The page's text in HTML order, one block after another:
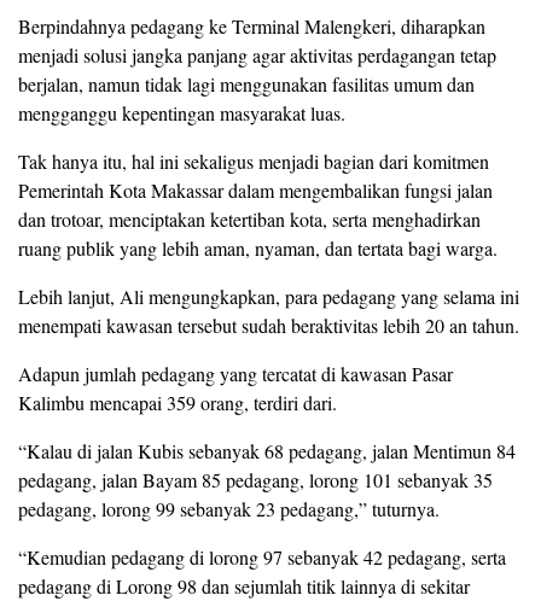
Berpindahnya pedagang ke Terminal Malengkeri, diharapkan
menjadi solusi jangka panjang agar aktivitas perdagangan tetap
berjalan, namun tidak lagi menggunakan fasilitas umum dan
mengganggu kepentingan masyarakat luas.
Tak hanya itu, hal ini sekaligus menjadi bagian dari komitmen
Pemerintah Kota Makassar dalam mengembalikan fungsi jalan
dan trotoar, menciptakan ketertiban kota, serta menghadirkan
ruang publik yang lebih aman, nyaman, dan tertata bagi warga.
Lebih lanjut, Ali mengungkapkan, para pedagang yang selama ini
menempati kawasan tersebut sudah beraktivitas lebih 20 an tahun.
Adapun jumlah pedagang yang tercatat di kawasan Pasar
Kalimbu mencapai 359 orang, terdiri dari.
“Kalau di jalan Kubis sebanyak 68 pedagang, jalan Mentimun 84
pedagang, jalan Bayam 85 pedagang, lorong 101 sebanyak 35
pedagang, lorong 99 sebanyak 23 pedagang,” tuturnya.
“Kemudian pedagang di lorong 97 sebanyak 42 pedagang, serta
pedagang di Lorong 98 dan sejumlah titik lainnya di sekitar